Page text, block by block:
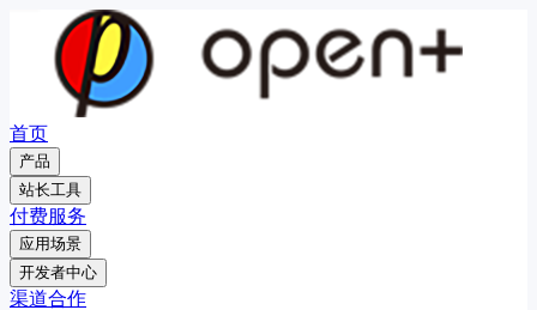
首页
产品
站长工具
付费服务
应用场景
开发者中心
渠道合作